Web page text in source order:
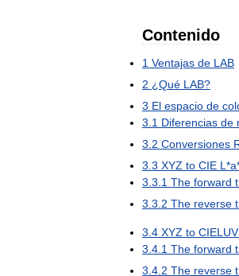
Contenido
1 Ventajas de LAB
2 ¿Qué LAB?
3 El espacio de
3.1 Diferencias de
3.2 Conversiones
3.3 XYZ to CIE L*a
3.3.1 The forward
3.3.2 The reverse
3.4 XYZ to CIELUV
3.4.1 The forward
3.4.2 The reverse